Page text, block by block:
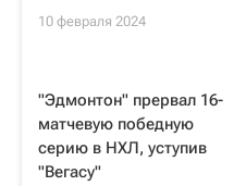
10 февраля 2024
"Эдмонтон" прервал 16-
матчевую победную
серию в НХЛ, уступив
"Вегасу"